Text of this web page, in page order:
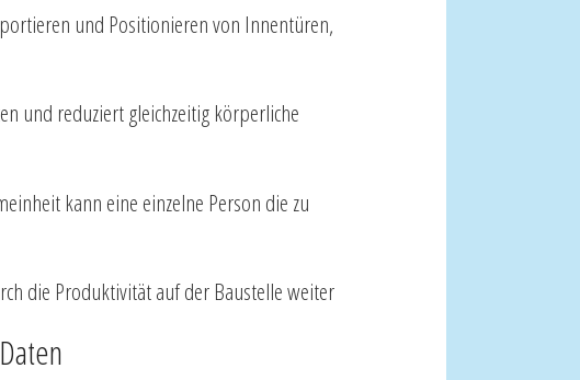
und Positionieren von Innentüren,
und reduziert gleichzeitig körperliche
kann eine einzelne Person die zu
die Produktivität auf der Baustelle weiter